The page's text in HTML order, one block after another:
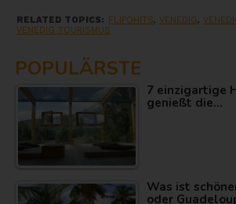
RELATED TOPICS: FLIPOHITS,VENEDIG,
VENEDIG TOURISMUS
POPULÄRSTE
7 einzigartige
genießt die…
Was ist
oder